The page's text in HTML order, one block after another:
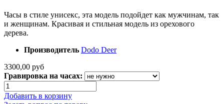
Часы в стиле унисекс, эта модель подойдет как мужчинам, так
и женщинам. Красивая и стильная модель из орехового
дерева.
Производитель Dodo Deer
3300,00 руб
Гравировка на часах:
Добавить в корзину